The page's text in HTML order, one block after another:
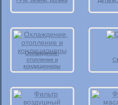
Охлаждение,
отопление и
кондиционеры